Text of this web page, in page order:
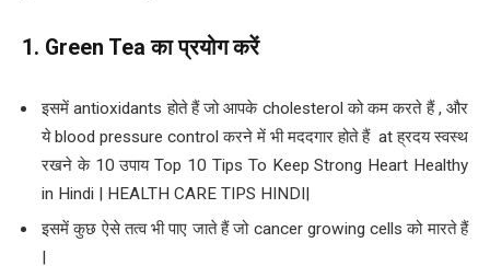
1. Green Teaका प्रयोग करें
इसमें antioxidants होते हैं जो आपके cholesterol को कम करते हैं , और
ये blood pressure control करने में भी मददगार होते हैं at ह्रदय स्वस्थ
रखने के 10 उपाय Top 10 Tips To Keep Strong Heart Healthy
in Hindi | HEALTH CARE TIPS HINDI|
इसमें कुछ ऐसे तत्व भी पाए जाते हैं जो cancer growing cells को मारते हैं